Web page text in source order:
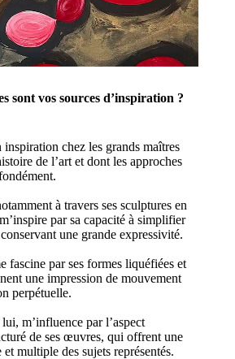
sont vos sources d’inspiration ?
chez les grands maîtres
de l’art et dont les approches
à travers ses sculptures en
par sa capacité à simplifier
une grande expressivité.
fascine par ses formes liquéfiées et
une impression de mouvement
perpétuelle.
m’influence par l’aspect
de ses œuvres, qui offrent une
multiple des sujets représentés.